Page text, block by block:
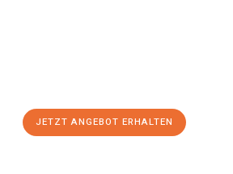
JETZT ANGEBOT ERHALTEN